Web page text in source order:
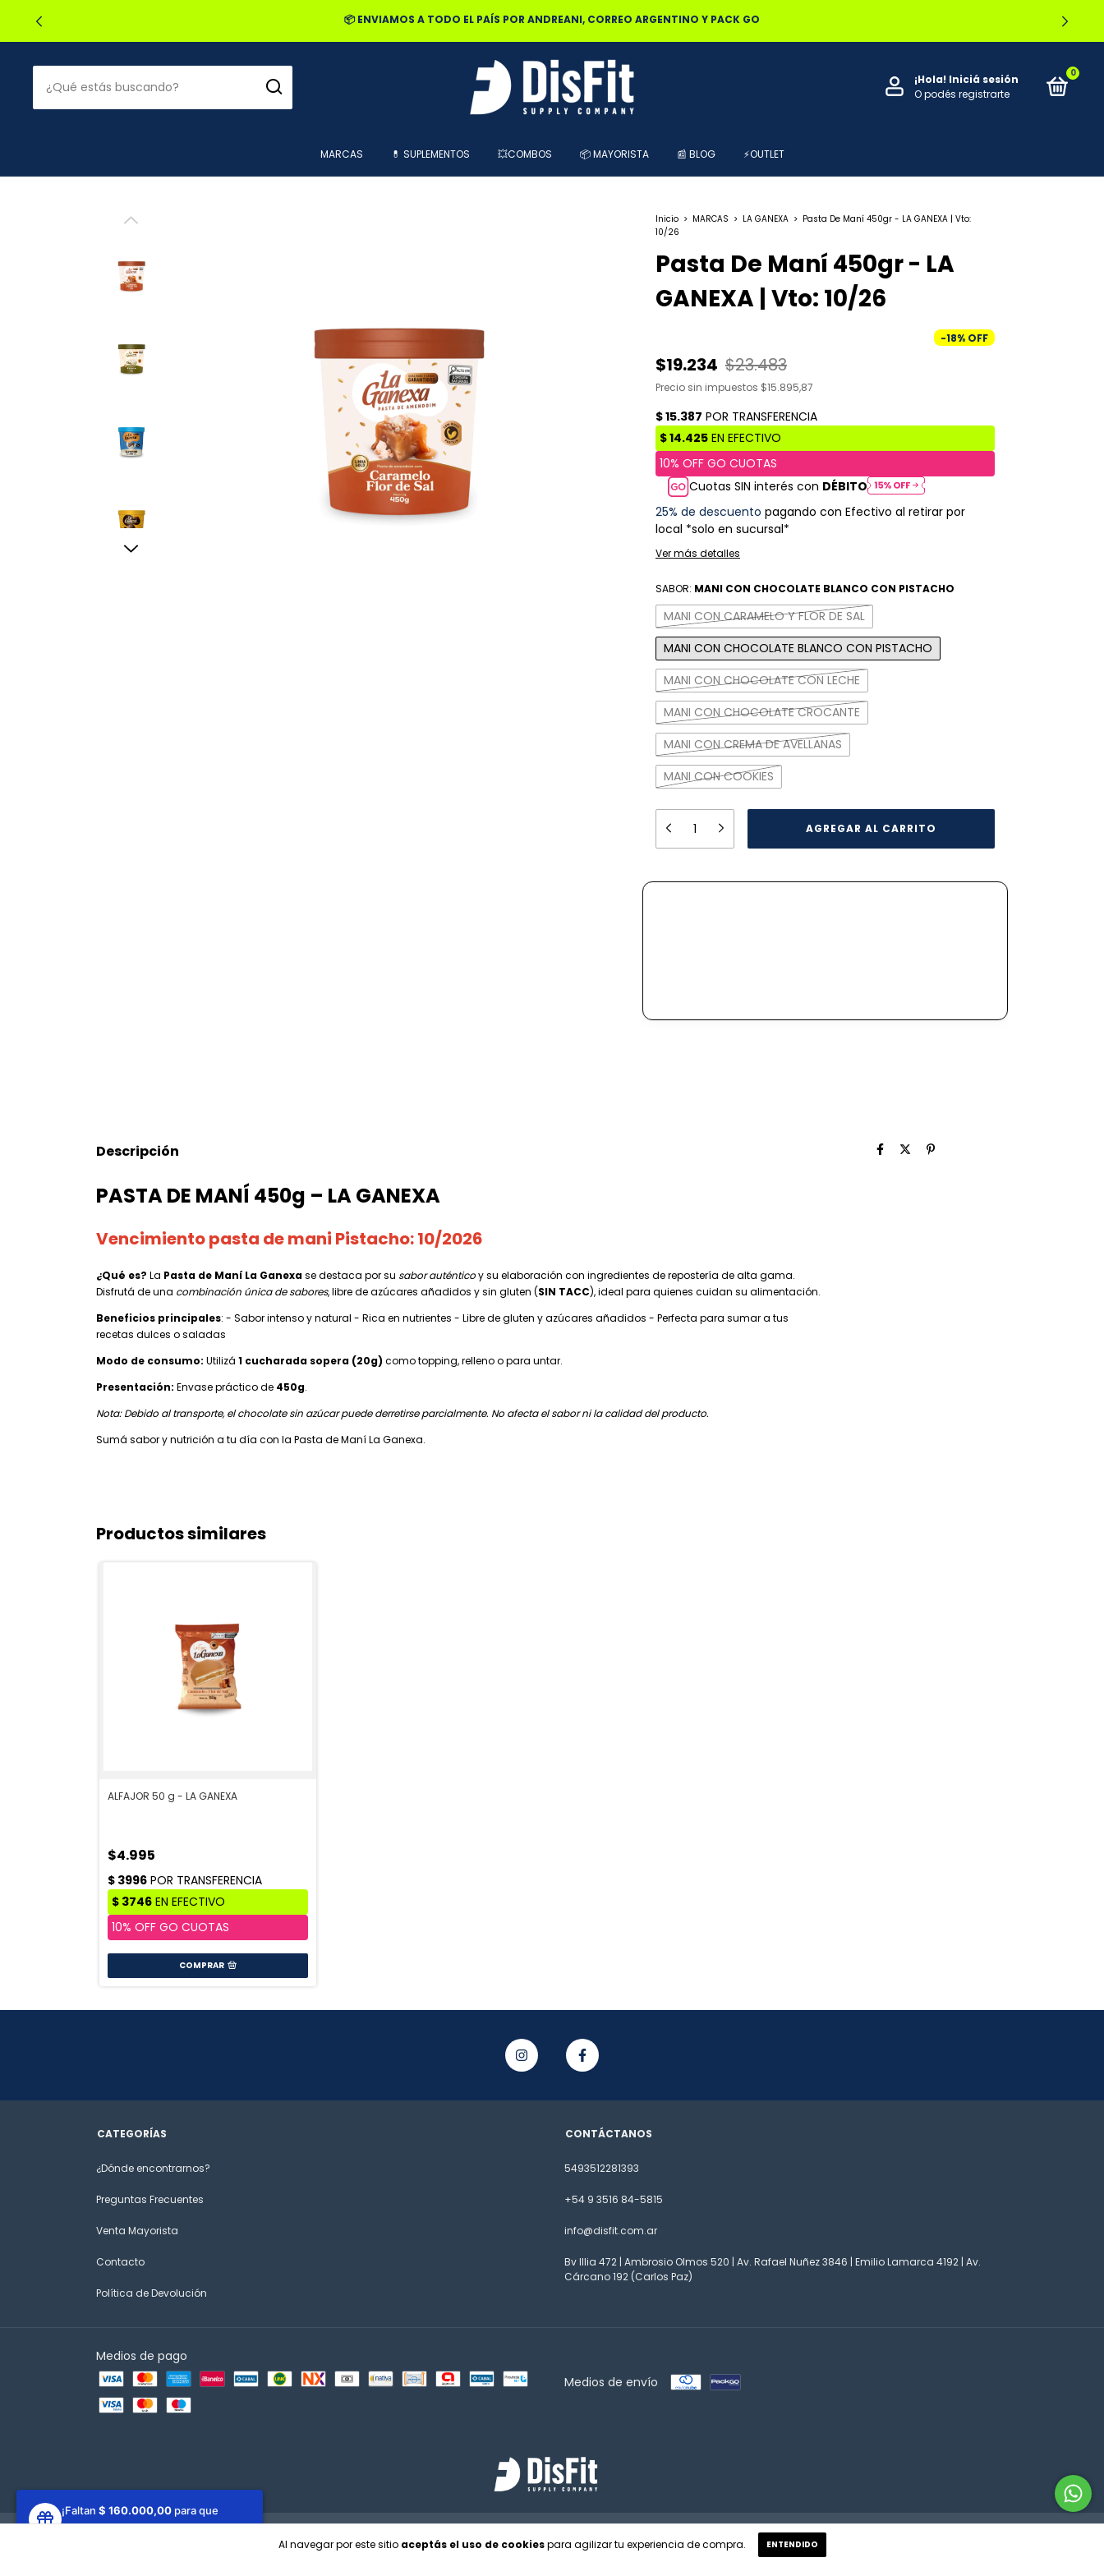
🔥20% OFF POR TRANSFERENCIA | 25% OFF EN EFECTIVO RETIRANDO EN LOCAL
¡Hola! Iniciá sesión
O podés registrarte
0
MARCAS 💊 SUPLEMENTOS 💥COMBOS 📦 MAYORISTA 📰 BLOG ⚡OUTLET
Al navegar por este sitio aceptás el uso de cookiespara agilizar tu experiencia de compra. ENTENDIDO
Inicio > MARCAS > LA GANEXA > Pasta De Maní 450gr - LA GANEXA | Vto:
10/26
Pasta De Maní 450gr - LA
GANEXA | Vto: 10/26
-18% OFF
$19.234 $23.483
Precio sin impuestos $15.895,87
Cuotas SIN interés con DÉBITO
25% de descuento pagando con Efectivo al retirar por
local *solo en sucursal*
Ver más detalles
SABOR: MANI CON CHOCOLATE BLANCO CON PISTACHO
MANI CON CARAMELO Y FLOR DE SAL
MANI CON CHOCOLATE BLANCO CON PISTACHO
MANI CON CHOCOLATE CON LECHE
MANI CON CHOCOLATE CROCANTE
MANI CON CREMA DE AVELLANAS
MANI CON COOKIES
Descripción
PASTA DE MANÍ 450g – LA GANEXA
Vencimiento pasta de mani Pistacho: 10/2026
¿Qué es? La Pasta de Maní La Ganexase destaca por su sabor auténticoy su elaboración con ingredientes de repostería de alta gama.
Disfrutá de una combinación única de sabores, libre de azúcares añadidos y sin gluten (SIN TACC), ideal para quienes cuidan su alimentación.
Beneficios principales: - Sabor intenso y natural - Rica en nutrientes - Libre de gluten y azúcares añadidos - Perfecta para sumar a tus
recetas dulces o saladas
Modo de consumo: Utilizá 1 cucharada sopera (20g) como topping, relleno o para untar.
Presentación: Envase práctico de 450g.
Nota: Debido al transporte, el chocolate sin azúcar puede derretirse parcialmente. No afecta el sabor ni la calidad del producto.
Sumá sabor y nutrición a tu día con la Pasta de Maní La Ganexa.
Productos similares
ALFAJOR 50 g - LA GANEXA
$4.995
COMPRAR
CATEGORÍAS
¿Dónde encontrarnos?
Preguntas Frecuentes
Venta Mayorista
Contacto
Política de Devolución
CONTÁCTANOS
5493512281393
+54 9 3516 84-5815
info@disfit.com.ar
Bv Illia 472 | Ambrosio Olmos 520 | Av. Rafael Nuñez 3846 | Emilio Lamarca 4192 | Av.
Cárcano 192 (Carlos Paz)
Medios de pago
Medios de envío
¡Faltan $ 160.000,00 para que
ganes un regalo!